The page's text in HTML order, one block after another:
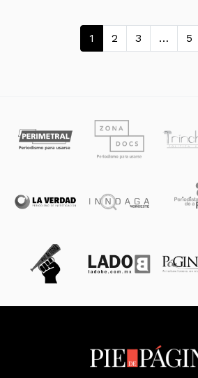
Navegación
1 2 3 … 5